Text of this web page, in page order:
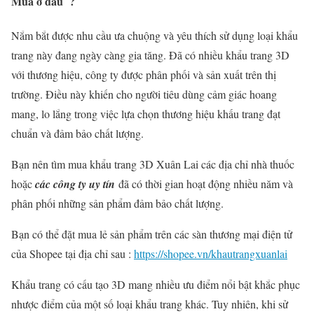
Nắm bắt được nhu cầu ưa chuộng và yêu thích sử dụng loại khẩu
trang này đang ngày càng gia tăng. Đã có nhiều khẩu trang 3D
với thương hiệu, công ty được phân phối và sản xuất trên thị
trường. Điều này khiến cho người tiêu dùng cảm giác hoang
mang, lo lắng trong việc lựa chọn thương hiệu khấu trang đạt
chuẩn và đảm bảo chất lượng.
Bạn nên tìm mua khẩu trang 3D Xuân Lai các địa chỉ nhà thuốc
hoặccác công ty uy tín đã có thời gian hoạt động nhiều năm và
phân phối những sản phẩm đảm bảo chất lượng.
Bạn có thể đặt mua lẻ sản phẩm trên các sàn thương mại điện tử
của Shopee tại địa chỉ sau : https://shopee.vn/khautrangxuanlai
Khẩu trang có cấu tạo 3D mang nhiều ưu điểm nổi bật khắc phục
nhược điểm của một số loại khẩu trang khác. Tuy nhiên, khi sử